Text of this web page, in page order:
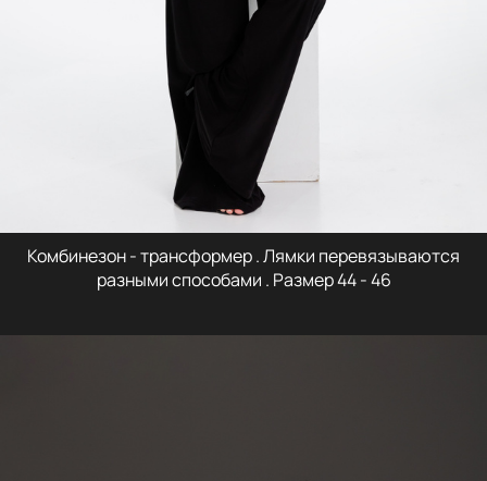
Комбинезон - трансформер . Лямки перевязываются
разными способами . Размер 44 - 46